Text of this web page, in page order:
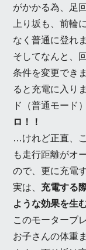
がかかる為、足
上り坂も、前輪
なく普通に登れま
そしてなんと、
条件を変更でき
ると充電に入り
ド（普通モード
ロ！！
…けれど正直、
も走行距離がオ
ので、更に充電
実は、 充電する
ような効果を生
このモーターブ
お子さんの体重